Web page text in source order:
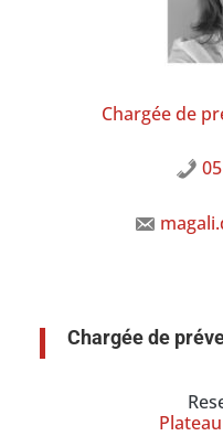
Chargée de
Chargée de